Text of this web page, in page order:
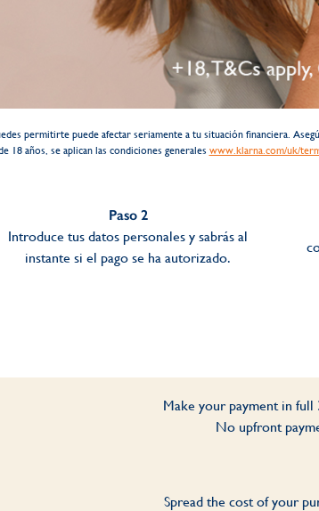
permitirte puede afectar seriamente a tu situación financiera.
18 años, se aplican las condiciones generales www.klarna.com/uk/
Paso 2
Introduce tus datos personales y sabrás al
instante si el pago se ha autorizado.
Make your payment in full
No upfront
Spread the cost of your